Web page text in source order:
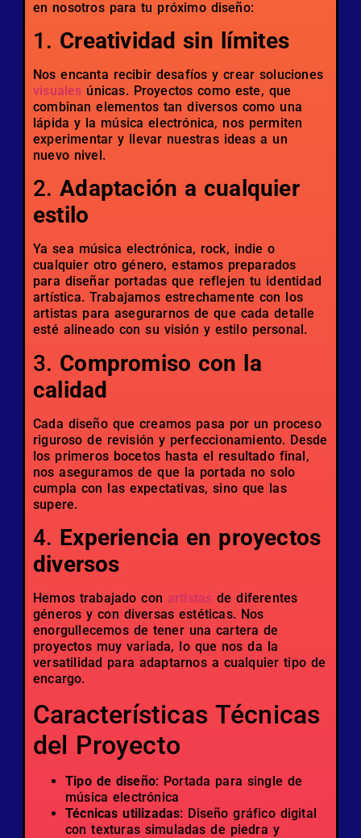
en nosotros para tu próximo diseño:
1. Creatividad sin límites
Nos encanta recibir desafíos y crear soluciones
visuales únicas. Proyectos como este, que
combinan elementos tan diversos como una
lápida y la música electrónica, nos permiten
experimentar y llevar nuestras ideas a un
nuevo nivel.
2.Adaptación a cualquier
estilo
Ya sea música electrónica, rock, indie o
cualquier otro género, estamos preparados
para diseñar portadas que reflejen tu identidad
artística. Trabajamos estrechamente con los
artistas para asegurarnos de que cada detalle
esté alineado con su visión y estilo personal.
3. Compromiso con la
calidad
Cada diseño que creamos pasa por un proceso
riguroso de revisión y perfeccionamiento. Desde
los primeros bocetos hasta el resultado final,
nos aseguramos de que la portada no solo
cumpla con las expectativas, sino que las
supere.
4. Experiencia en proyectos
diversos
Hemos trabajado con artistas de diferentes
géneros y con diversas estéticas. Nos
enorgullecemos de tener una cartera de
proyectos muy variada, lo que nos da la
versatilidad para adaptarnos a cualquier tipo de
encargo.
Características Técnicas
del Proyecto
Tipo de diseño: Portada para single de
música electrónica
Técnicas utilizadas: Diseño gráfico digital
con texturas simuladas de piedra y